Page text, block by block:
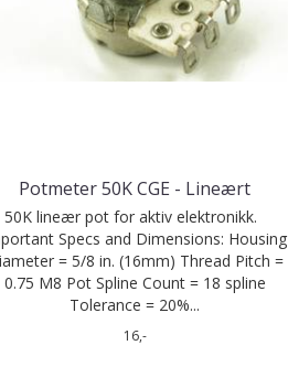
Potmeter 50K CGE - Lineært
50K lineær pot for aktiv elektronikk.
Specs and Dimensions: Housing
= 5/8 in. (16mm) Thread Pitch =
0.75 M8 Pot Spline Count = 18 spline
Tolerance = 20%...
16,-